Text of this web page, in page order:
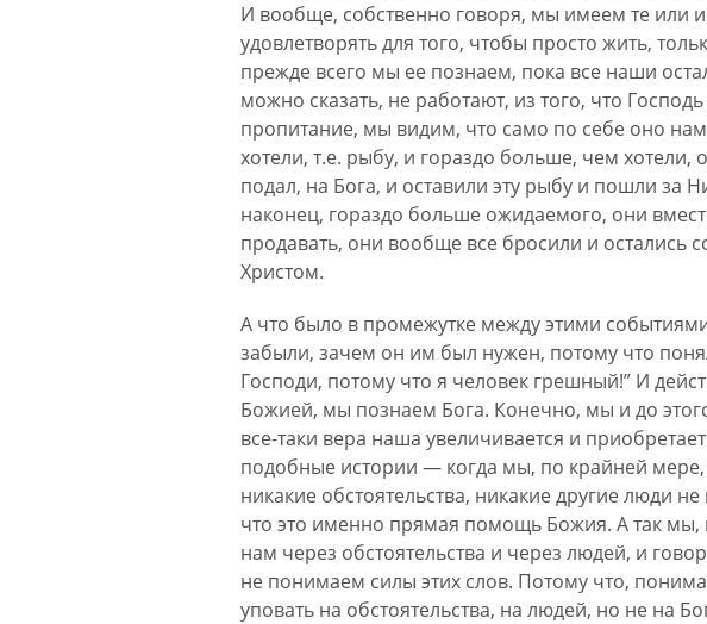
И вообще, собственно говоря, мы имеем те или
удовлетворять для того, чтобы просто жить,
прежде всего мы ее познаем, пока все наши
можно сказать, не работают, из того, что
пропитание, мы видим, что само по себе оно
хотели, т.е. рыбу, и гораздо больше, чем
подал, на Бога, и оставили эту рыбу и пошли за
наконец, гораздо больше ожидаемого, они
продавать, они вообще все бросили и
Христом.
А что было в промежутке между этими
забыли, зачем он им был нужен, потому что
Господи, потому что я человек грешный!” И
Божией, мы познаем Бога. Конечно, мы и до
все-таки вера наша увеличивается и
подобные истории — когда мы, по крайней
никакие обстоятельства, никакие другие люди
что это именно прямая помощь Божия. А так мы,
нам через обстоятельства и через людей, и
не понимаем силы этих слов. Потому что,
уповать на обстоятельства, на людей, но не на